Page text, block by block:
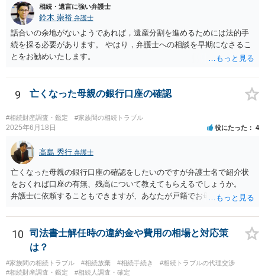
相続・遺言に強い弁護士
鈴木 崇裕 弁護士
話合いの余地がないようであれば，遺産分割を進めるためには法的手
続を採る必要があります。 やはり，弁護士への相談を早期になさるこ
とをお勧めいたします。
9 亡くなった母親の銀行口座の確認
#相続財産調査・鑑定 #家族間の相続トラブル
2025年6月18日 役にたった 4
高島 秀行 弁護士
亡くなった母親の銀行口座の確認をしたいのですが弁護士名で紹介状
をおくれば口座の有無、残高について教えてもらえるでしょうか。
弁護士に依頼することもできますが、あなたが戸籍でお母さんの相続
高は教えてくれると思います。 自分ではよくわからないということ
であれば、弁護士に相談し依頼されたら良いと思います。
10
司法書士解任時の違約金や費用の相場と対応策
は？
#家族間の相続トラブル #相続放棄 #相続手続き
#相続トラブルの代理交渉
#相続財産調査・鑑定
#相続人調査・確定